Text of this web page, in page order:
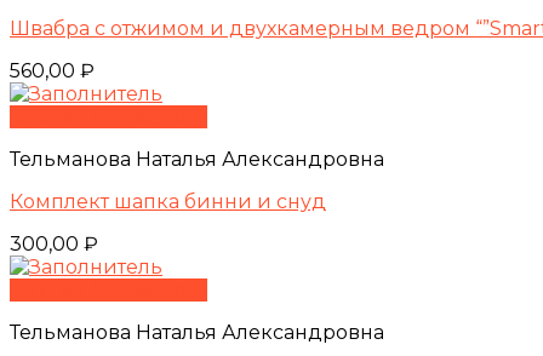
Швабра с отжимом и двухкамерным ведром
560,00 ₽
Тельманова Наталья Александровна
Комплект шапка бинни и снуд
300,00 ₽
Тельманова Наталья Александровна